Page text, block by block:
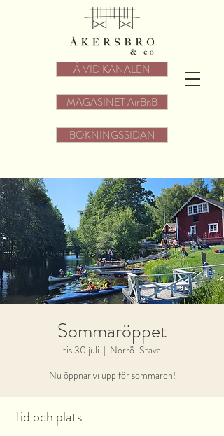
Å VID KANALEN
MAGASINET AirBnB
BOKNINGSSIDAN
Sommaröppet
tis 30 juli
  |
Norrö-Stava
Nu öppnar vi upp för sommaren!
Tid och plats